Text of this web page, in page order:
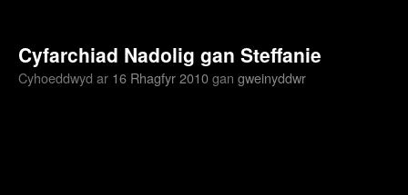
Cyfarchiad Nadolig gan Steffanie
Cyhoeddwyd ar 16 Rhagfyr 2010gan gweinyddwr